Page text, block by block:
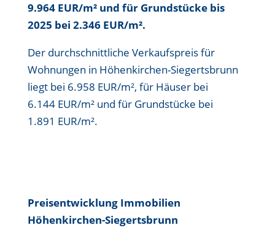
9.964 EUR/m²und für Grundstücke bis
2025 bei 2.346 EUR/m².
Der durchschnittliche Verkaufspreis für
Wohnungen in Höhenkirchen-Siegertsbrunn
liegt bei 6.958 EUR/m², für Häuser bei
6.144 EUR/m²und für Grundstücke bei
1.891 EUR/m².
Preisentwicklung Immobilien
Höhenkirchen-Siegertsbrunn